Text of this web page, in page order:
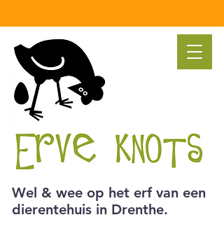
Wel & wee op het erf van een
dierentehuis in Drenthe.